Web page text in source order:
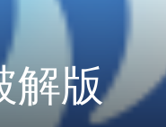
免费的ios加速软件苹果推特